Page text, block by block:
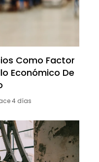
Como Factor
Económico De
4 días